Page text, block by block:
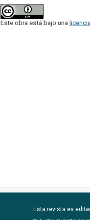
Este obra está bajo una
Esta revista es